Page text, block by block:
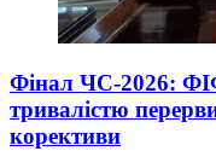
Фінал ЧС-2026:
тривалістю
корективи